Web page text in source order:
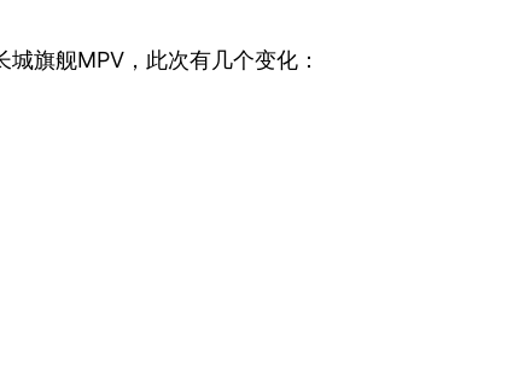
旗舰MPV，此次有几个变化：